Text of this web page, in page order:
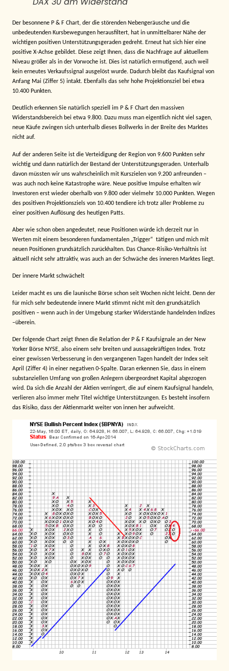
Der besonnene P & F Chart, der die störenden Nebengeräusche und die
unbedeutenden Kursbewegungen herausfiltert, hat in unmittelbarer Nähe der
wichtigen positiven Unterstützungsgeraden gedreht. Erneut hat sich hier eine
positive X-Achse gebildet. Diese zeigt Ihnen, dass die Nachfrage auf aktuellem
Niveau größer als in der Vorwoche ist. Dies ist natürlich ermutigend, auch weil
kein erneutes Verkaufssignal ausgelöst wurde. Dadurch bleibt das Kaufsignal von
Anfang Mai (Ziffer 5) intakt. Ebenfalls das sehr hohe Projektionsziel bei etwa
10.400 Punkten.
Deutlich erkennen Sie natürlich speziell im P & F Chart den massiven
Widerstandsbereich bei etwa 9.800. Dazu muss man eigentlich nicht viel sagen,
neue Käufe zwingen sich unterhalb dieses Bollwerks in der Breite des Marktes
nicht auf.
Auf der anderen Seite ist die Verteidigung der Region von 9.600 Punkten sehr
wichtig und dann natürlich der Bestand der Unterstützungsgeraden. Unterhalb
davon müssten wir uns wahrscheinlich mit Kurszielen von 9.200 anfreunden –
was auch noch keine Katastrophe wäre. Neue positive Impulse erhalten wir
Investoren erst wieder oberhalb von 9.800 oder vielmehr 10.000 Punkten. Wegen
des positiven Projektionsziels von 10.400 tendiere ich trotz aller Probleme zu
einer positiven Auflösung des heutigen Patts.
Aber wie schon oben angedeutet, neue Positionen würde ich derzeit nur in
Werten mit einem besonderen fundamentalen „Trigger“ tätigen und mich mit
neuen Positionen grundsätzlich zurückhalten. Das Chance-Risiko-Verhältnis ist
aktuell nicht sehr attraktiv, was auch an der Schwäche des inneren Marktes liegt.
Der innere Markt schwächelt
Leider macht es uns die launische Börse schon seit Wochen nicht leicht. Denn der
für mich sehr bedeutende innere Markt stimmt nicht mit den grundsätzlich
positiven – wenn auch in der Umgebung starker Widerstände handelnden Indizes
–überein.
Der folgende Chart zeigt Ihnen die Relation der P & F Kaufsignale an der New
Yorker Börse NYSE, also einem sehr breiten und aussagekräftigen Index. Trotz
einer gewissen Verbesserung in den vergangenen Tagen handelt der Index seit
April (Ziffer 4) in einer negativen 0-Spalte. Daran erkennen Sie, dass in einem
substanziellen Umfang von großen Anlegern übergeordnet Kapital abgezogen
wird. Da sich die Anzahl der Aktien verringert, die auf einem Kaufsignal handeln,
verlieren also immer mehr Titel wichtige Unterstützungen. Es besteht insofern
das Risiko, dass der Aktienmarkt weiter von innen her aufweicht.